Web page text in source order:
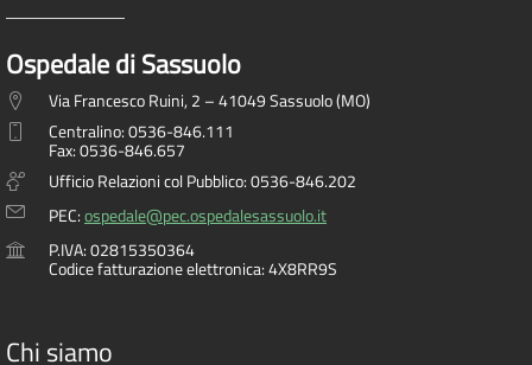
Ospedale di Sassuolo
Via Francesco Ruini, 2 – 41049 Sassuolo (MO)
Centralino: 0536-846.111
Fax: 0536-846.657
Ufficio Relazioni col Pubblico: 0536-846.202
PEC:ospedale@pec.ospedalesassuolo.it
P.IVA: 02815350364
Codice fatturazione elettronica: 4X8RR9S
Chi siamo